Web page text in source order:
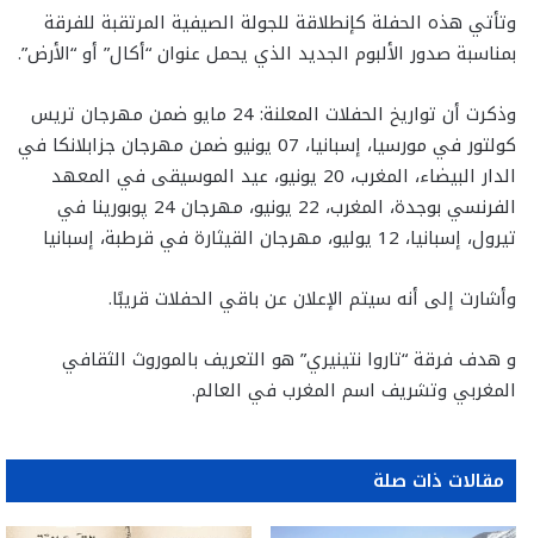
وتأتي هذه الحفلة كإنطلاقة للجولة الصيفية المرتقبة للفرقة
بمناسبة صدور الألبوم الجديد الذي يحمل عنوان “أكال” أو “الأرض”.
وذكرت أن تواريخ الحفلات المعلنة: 24 مايو ضمن مهرجان تريس
كولتور في مورسيا، إسبانيا، 07 يونيو ضمن مهرجان جزابلانكا في
الدار البيضاء، المغرب، 20 يونيو، عيد الموسيقى في المعهد
الفرنسي بوجدة، المغرب، 22 يونيو، مهرجان 24 پوبورينا في
تيرول، إسبانيا، 12 يوليو، مهرجان القيثارة في قرطبة، إسبانيا
وأشارت إلى أنه سيتم الإعلان عن باقي الحفلات قريبًا.
و هدف فرقة “تاروا نتينيري” هو التعريف بالموروث الثقافي
المغربي وتشريف اسم المغرب في العالم.
مقالات ذات صلة